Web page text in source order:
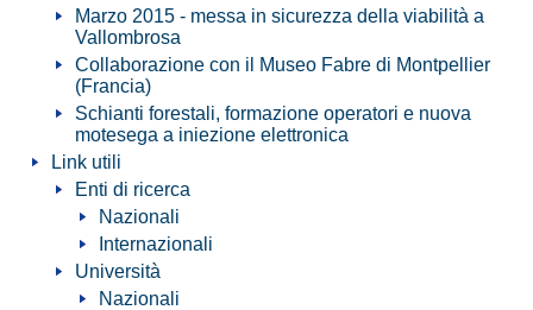
Marzo 2015 - messa in sicurezza della viabilità a
Vallombrosa
Collaborazione con il Museo Fabre di Montpellier
(Francia)
Schianti forestali, formazione operatori e nuova
motesega a iniezione elettronica
Link utili
Enti di ricerca
Nazionali
Internazionali
Università
Nazionali